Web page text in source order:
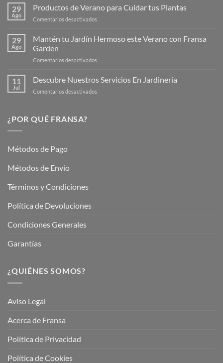
Nueva
de
29
Ago
Productos de Verano para Cuidar tus Plantas
Comentarios desactivados
de
Verano
Plantas
29
Ago
Mantén tu Jardín Hermoso este Verano con Fransa
Garden
Comentarios desactivados
Jardín
11
Jul
Descubre Nuestros Servicios En Jardinería
Comentarios desactivados
¿POR QUÉ FRANSA?
Métodos de Pago
Métodos de Envio
Términos y Condiciones
Política de Devoluciones
Condiciones Generales
Garantías
¿QUIÉNES SOMOS?
Aviso Legal
Acerca de Fransa
Política de Privacidad
Política de Cookies